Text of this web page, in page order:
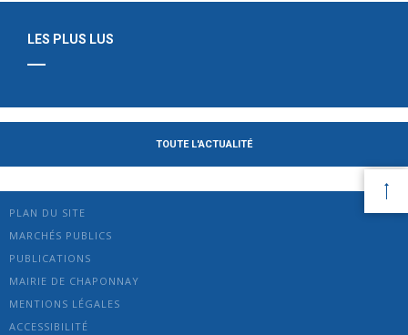
LES PLUS LUS
TOUTE L'ACTUALITÉ
PLAN DU SITE
MARCHÉS PUBLICS
PUBLICATIONS
MAIRIE DE CHAPONNAY
MENTIONS LÉGALES
ACCESSIBILITÉ